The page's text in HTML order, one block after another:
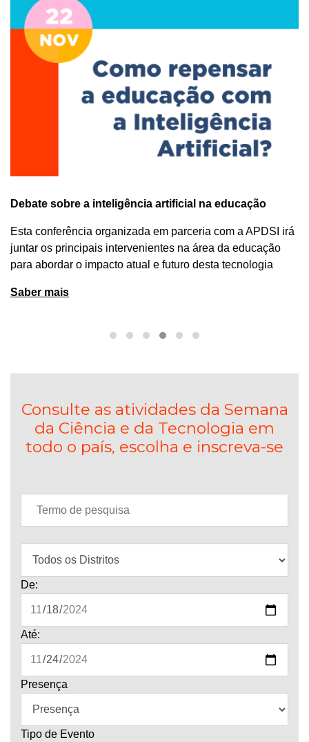
Debate sobre a inteligência artificial na educação
Esta conferência organizada em parceria com a APDSI irá
juntar os principais intervenientes na área da educação
para abordar o impacto atual e futuro desta tecnologia
Saber mais
Consulte as atividades da Semana
da Ciência e da Tecnologia em
todo o país, escolha e inscreva-se
De:
Até:
Presença
Tipo de Evento